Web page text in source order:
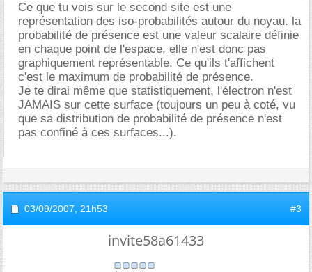
Ce que tu vois sur le second site est une
représentation des iso-probabilités autour du noyau. la
probabilité de présence est une valeur scalaire définie
en chaque point de l'espace, elle n'est donc pas
graphiquement représentable. Ce qu'ils t'affichent
c'est le maximum de probabilité de présence.
Je te dirai même que statistiquement, l'électron n'est
JAMAIS sur cette surface (toujours un peu à coté, vu
que sa distribution de probabilité de présence n'est
pas confiné à ces surfaces...).
03/09/2007, 21h53 #3
invite58a61433